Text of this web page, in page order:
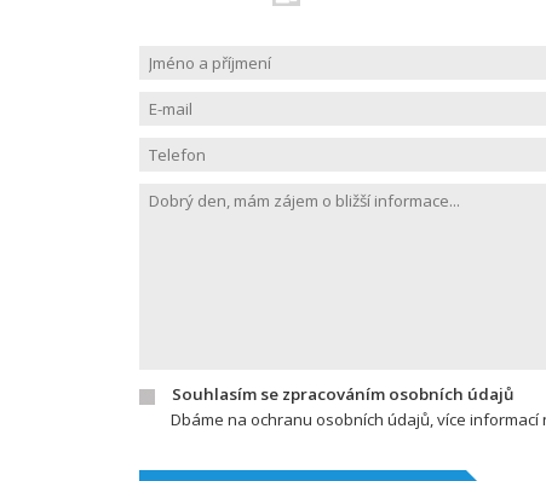
Souhlasím se zpracováním osobních údajů
Dbáme na ochranu osobních údajů, více informací